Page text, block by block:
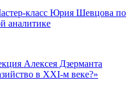
класс Юрия Шевцова по
аналитике
Алексея Дзерманта
в XXI-м веке?»